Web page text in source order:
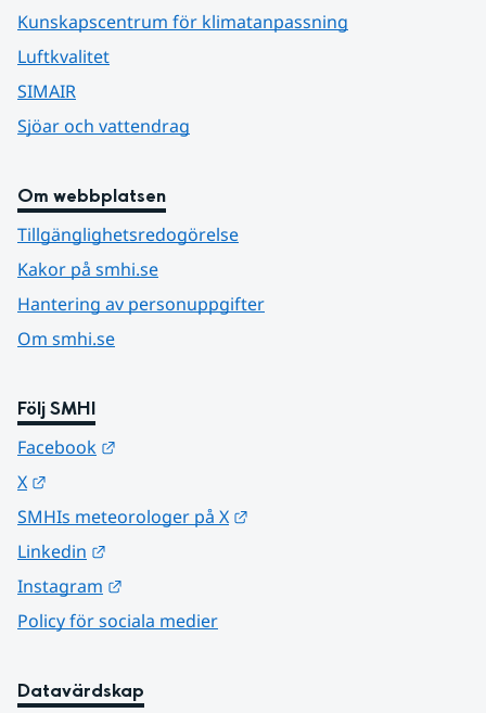
Kunskapscentrum för klimatanpassning
Luftkvalitet
SIMAIR
Sjöar och vattendrag
Om webbplatsen
Tillgänglighetsredogörelse
Kakor på smhi.se
Hantering av personuppgifter
Om smhi.se
Följ SMHI
Facebook
X
SMHIs meteorologer på X
Linkedin
Instagram
Policy för sociala medier
Datavärdskap